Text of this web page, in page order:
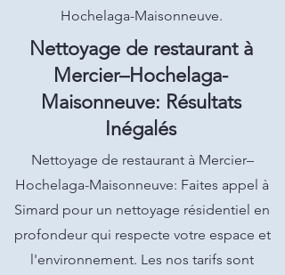
Hochelaga-Maisonneuve.
Nettoyage de restaurant à
Mercier–Hochelaga-
Maisonneuve: Résultats
Inégalés
Nettoyage de restaurant à Mercier–
Hochelaga-Maisonneuve: Faites appel à
Simard pour un nettoyage résidentiel en
profondeur qui respecte votre espace et
l'environnement. Les nos tarifs sont